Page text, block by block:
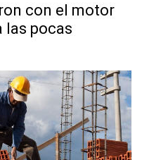
con el motor
las pocas